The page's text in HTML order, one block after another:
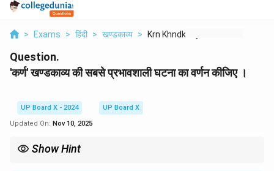
> Exams > हिंदी > खण्डकाव्य > Krn Khndkavy Kii Sbs...
Question.
'कर्ण' खण्डकाव्य की सबसे प्रभावशाली घटना का वर्णन कीजिए ।
UP Board X - 2024
UP Board X
Updated On: Nov 10, 2025
Show Hint